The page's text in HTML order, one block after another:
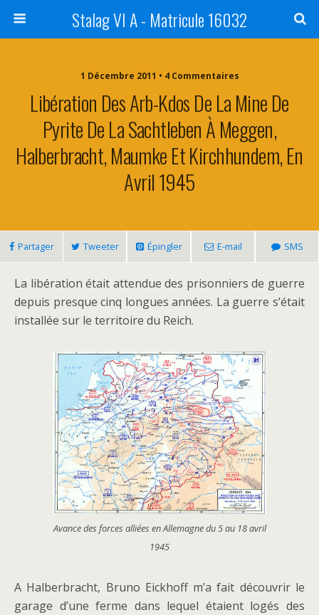
Stalag VI A - Matricule 16032
1 Décembre 2011 • 4 Commentaires
Libération Des Arb-Kdos De La Mine De
Pyrite De La Sachtleben À Meggen,
Halberbracht, Maumke Et Kirchhundem, En
Avril 1945
Partager Tweeter Épingler E-mail SMS
La libération était attendue des prisonniers de guerre
depuis presque cinq longues années. La guerre s’était
installée sur le territoire du Reich.
Avance des forces alliées en Allemagne du 5 au 18 avril
1945
A Halberbracht, Bruno Eickhoff m’a fait découvrir le
garage d’une ferme dans lequel étaient logés des